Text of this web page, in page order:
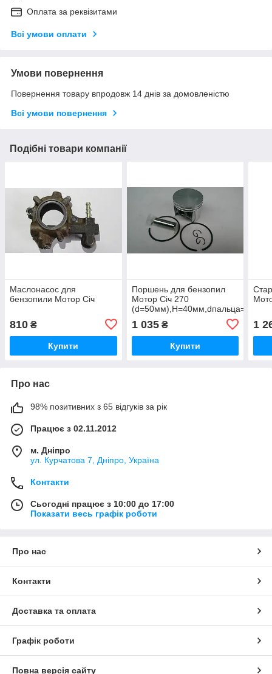
Оплата за реквізитами
Всі умови оплати
Умови повернення
Повернення товару впродовж 14 днів за домовленістю
Всі умови повернення
Подібні товари компанії
Маслонасос для
бензопили Мотор Січ
810 ₴
Купити
Поршень для бензопил
Мотор Січ 270
(d=50мм),H=40мм,dпальца=12мм
1 035₴
Купити
1
Про нас
98% позитивних з 65 відгуків за рік
Працює з 02.11.2012
м. Дніпро
ул. Курчатова 7, Дніпро, Україна
Контакти
Сьогодні працює з 10:00 до 17:00
Показати весь графік роботи
Про нас
Контакти
Доставка та оплата
Графік роботи
Повна версія сайту